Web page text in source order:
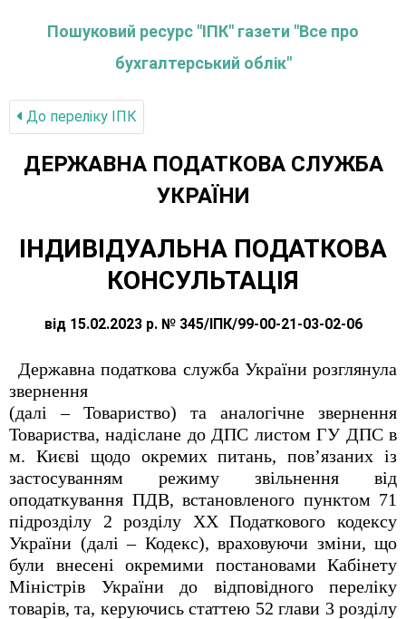
Пошуковий ресурс "ІПК" газети "Все про
бухгалтерський облік"
До переліку IПК
ДЕРЖАВНА ПОДАТКОВА СЛУЖБА
УКРАЇНИ
ІНДИВІДУАЛЬНА ПОДАТКОВА
КОНСУЛЬТАЦІЯ
від 15.02.2023 р. № 345/ІПК/99-00-21-03-02-06
Державна податкова служба України розглянула
звернення
(далі – Товариство) та аналогічне звернення
Товариства, надіслане до ДПС листом ГУ ДПС в
м. Києві щодо окремих питань, пов’язаних із
застосуванням режиму звільнення від
оподаткування ПДВ, встановленого пунктом 71
підрозділу 2 розділу ХХ Податкового кодексу
України (далі – Кодекс), враховуючи зміни, що
були внесені окремими постановами Кабінету
Міністрів України до відповідного переліку
товарів, та, керуючись статтею 52 глави 3 розділу